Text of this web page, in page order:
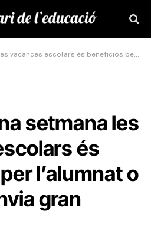
és beneficiós per l’alumnat o tampoc canvia gran cosa?
setmana les
és
l’alumnat o
gran